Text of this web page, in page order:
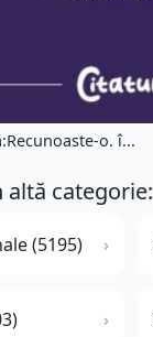
o. î...
altă categorie:
(5195)